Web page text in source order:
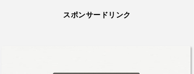
スポンサードリンク